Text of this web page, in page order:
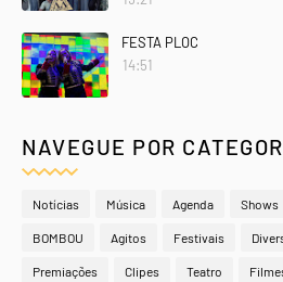
FESTA PLOC
14:51
NAVEGUE POR
Notícias Música Agenda Shows
BOMBOU Agitos Festivais
Premiações Clipes Teatro